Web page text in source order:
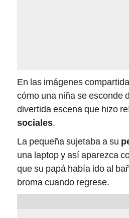
En las imágenes
cómo una niña se esconde
divertida escena que hizo
sociales.
La pequeña sujetaba a su
una laptop y así aparezca
que su papá había ido al
broma cuando regrese.